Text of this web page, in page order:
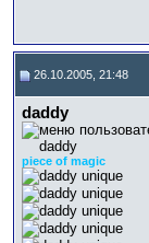
26.10.2005, 21:48
daddy
piece of magic